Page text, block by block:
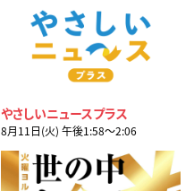
やさしいニュースプラス
8月11日(火) 午後1:58〜2:06